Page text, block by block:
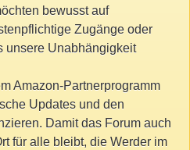
bewusst auf
Zugänge oder
unsere Unabhängigkeit
Amazon-Partnerprogramm
Updates und den
Damit das Forum auch
für alle bleibt, die Werder im